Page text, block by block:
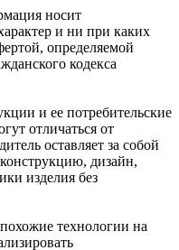
носит
и ни при каких
определяемой
кодекса
и ее потребительские
отличаться от
оставляет за собой
дизайн,
изделия без
технологии на